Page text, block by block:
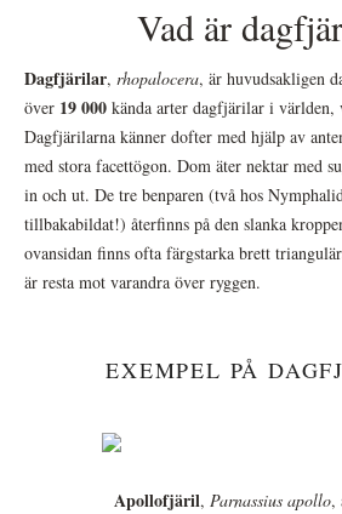
Vad är
Dagfjärilar, rhopalocera, är huvudsakligen
över 19 000 kända arter dagfjärilar i världen,
Dagfjärilarna känner dofter med hjälp av
med stora facettögon. Dom äter nektar med
in och ut. De tre benparen (två hos
tillbakabildat!) återfinns på den slanka
ovansidan finns ofta färgstarka brett
är resta mot varandra över ryggen.
EXEMPEL PÅ
Apollofjäril, Parnassius apollo,